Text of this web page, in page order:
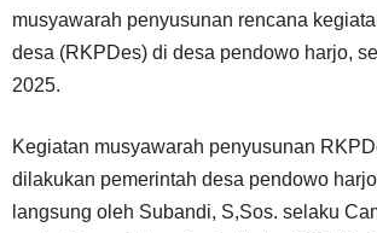
musyawarah penyusunan rencana
desa (RKPDes) di desa pendowo harjo,
2025.
Kegiatan musyawarah penyusunan
dilakukan pemerintah desa pendowo
langsung oleh Subandi, S,Sos. selaku